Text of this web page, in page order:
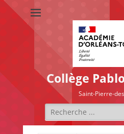
Collège
Saint-Pierre-
Rechercher :